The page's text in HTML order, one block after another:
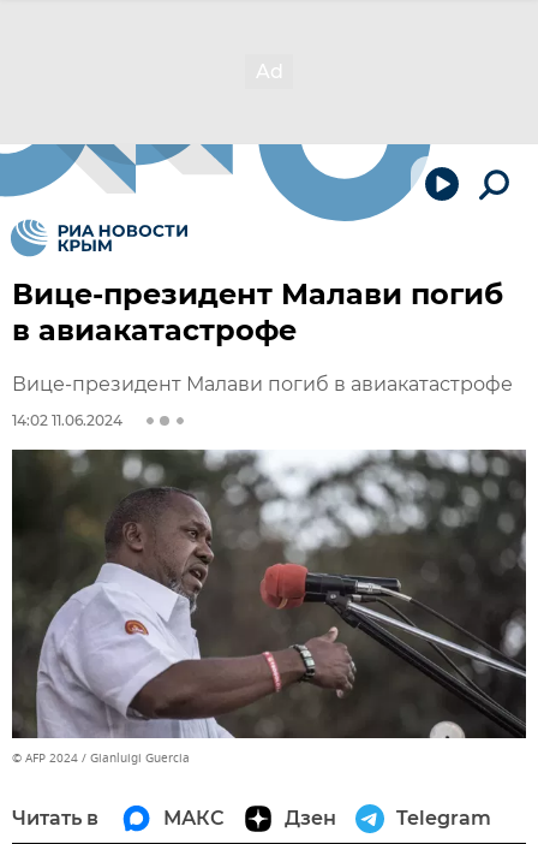
Вице-президент Малави погиб
в авиакатастрофе
Вице-президент Малави погиб в авиакатастрофе
14:02 11.06.2024
© AFP 2024 / Gianluigi Guercia
Читать в МАКС Дзен Telegram